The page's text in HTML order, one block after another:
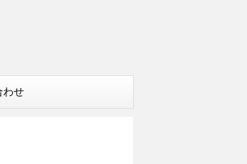
わせ